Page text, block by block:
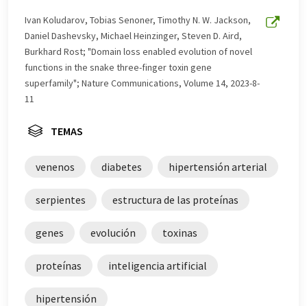
este artículo ha sido traducido con traducción
automática, es posible que contenga errores de
vocabulario, sintaxis o gramática. El artículo original en
Inglés se puede encontraraquí.
Ivan Koludarov, Tobias Senoner, Timothy N. W. Jackson,
Daniel Dashevsky, Michael Heinzinger, Steven D. Aird,
Burkhard Rost; "Domain loss enabled evolution of novel
functions in the snake three-finger toxin gene
superfamily"; Nature Communications, Volume 14, 2023-8-
11
TEMAS
venenos diabetes hipertensión arterial
serpientes estructura de las proteínas
genes evolución toxinas
proteínas inteligencia artificial
hipertensión